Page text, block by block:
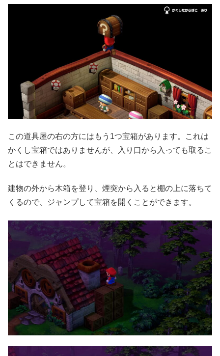
この道具屋の右の方にはもう1つ宝箱があります。これは
かくし宝箱ではありませんが、入り口から入っても取るこ
とはできません。
建物の外から木箱を登り、煙突から入ると棚の上に落ちて
くるので、ジャンプして宝箱を開くことができます。